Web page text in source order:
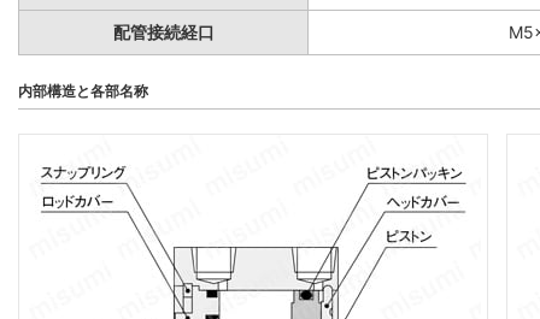
配管接続経口
内部構造と各部名称